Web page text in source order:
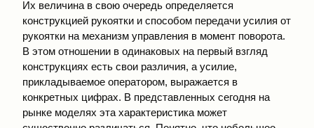
Их величина в свою очередь определяется
конструкцией рукоятки и способом передачи усилия от
рукоятки на механизм управления в момент поворота.
В этом отношении в одинаковых на первый взгляд
конструкциях есть свои различия, а усилие,
прикладываемое оператором, выражается в
конкретных цифрах. В представленных сегодня на
рынке моделях эта характеристика может